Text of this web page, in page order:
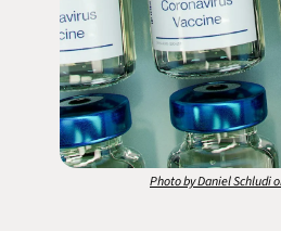
Photo by Daniel Schludi